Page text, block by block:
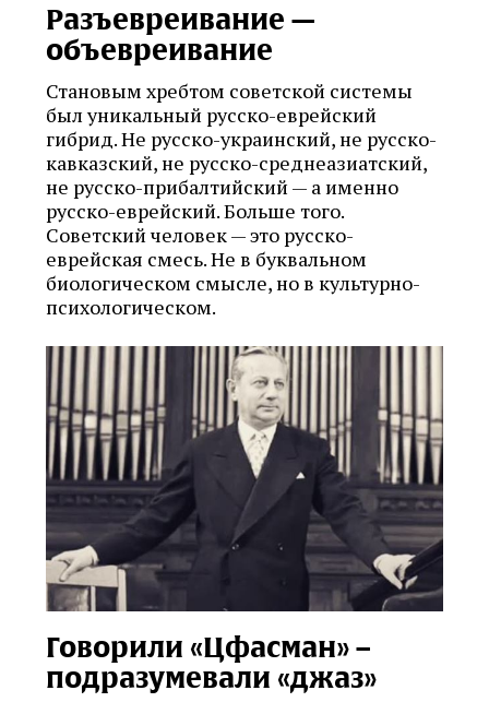
Разъевреивание —
объевреивание
Становым хребтом советской системы
был уникальный русско-еврейский
гибрид. Не русско-украинский, не русско-
кавказский, не русско-среднеазиатский,
не русско-прибалтийский — а именно
русско-еврейский. Больше того.
Советский человек — это русско-
еврейская смесь. Не в буквальном
биологическом смысле, но в культурно-
психологическом.
Говорили «Цфасман» –
подразумевали «джаз»